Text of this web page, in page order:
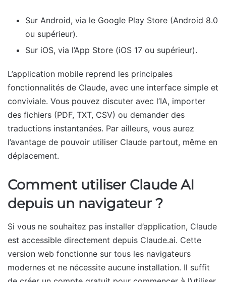
Sur Android, via le Google Play Store (Android 8.0
ou supérieur).
Sur iOS, via l’App Store (iOS 17 ou supérieur).
L’application mobile reprend les principales
fonctionnalités de Claude, avec une interface simple et
conviviale. Vous pouvez discuter avec l’IA, importer
des fichiers (PDF, TXT, CSV) ou demander des
traductions instantanées. Par ailleurs, vous aurez
l’avantage de pouvoir utiliser Claude partout, même en
déplacement.
Comment utiliser Claude AI
depuis un navigateur ?
Si vous ne souhaitez pas installer d’application, Claude
est accessible directement depuis Claude.ai. Cette
version web fonctionne sur tous les navigateurs
modernes et ne nécessite aucune installation. Il suffit